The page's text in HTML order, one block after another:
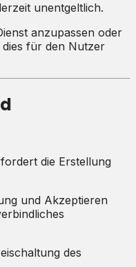
unentgeltlich.
anzupassen oder
für den Nutzer
die Erstellung
und Akzeptieren
des